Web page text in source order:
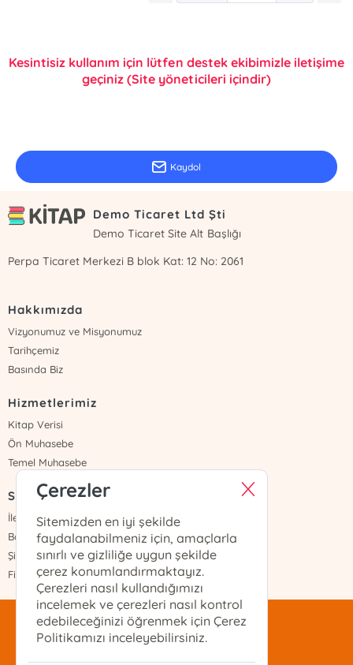
Kesintisiz kullanım için lütfen destek ekibimizle iletişime
geçiniz (Site yöneticileri içindir)
Kaydol
Demo Ticaret Ltd Şti
Demo Ticaret Site Alt Başlığı
Perpa Ticaret Merkezi B blok Kat: 12 No: 2061
Hakkımızda
Vizyonumuz ve Misyonumuz
Tarihçemiz
Basında Biz
Hizmetlerimiz
Kitap Verisi
Ön Muhasebe
Temel Muhasebe
Sayfalar
İletişim
Banka Hesapları
Şifremi Unuttum
Fiyat Listesi
mentis@mentis.com.tr
(212)-210-74-74
Çerezler
Sitemizden en iyi şekilde
faydalanabilmeniz için, amaçlarla
sınırlı ve gizliliğe uygun şekilde
çerez konumlandırmaktayız.
Çerezleri nasıl kullandığımızı
incelemek ve çerezleri nasıl kontrol
edebileceğinizi öğrenmek için Çerez
Politikamızı inceleyebilirsiniz.